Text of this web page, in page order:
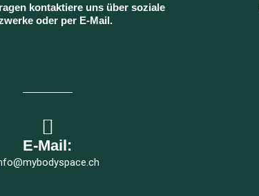
kontaktiere uns über soziale
oder per E-Mail.
E-Mail: